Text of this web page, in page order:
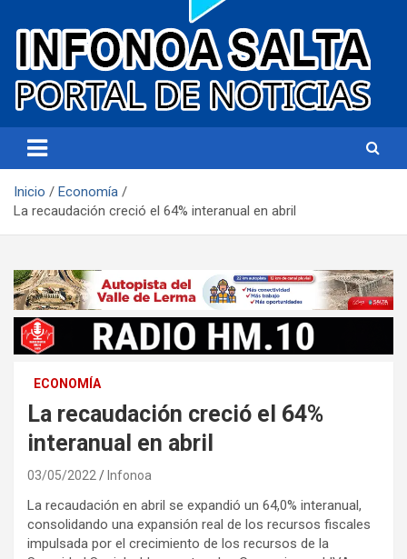
Infonoa Salta
Inicio
Economía
La recaudación creció el 64% interanual en abril
ECONOMÍA
La recaudación creció el 64%
interanual en abril
03/05/2022 Infonoa
La recaudación en abril se expandió un 64,0% interanual,
consolidando una expansión real de los recursos fiscales
impulsada por el crecimiento de los recursos de la